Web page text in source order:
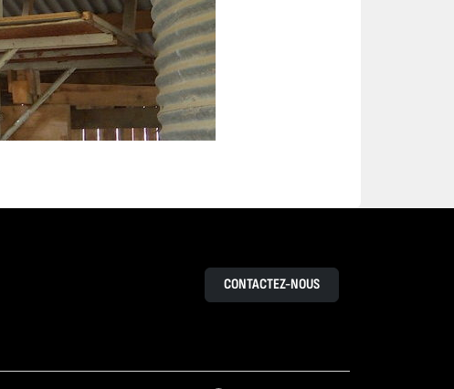
CONTACTEZ-NOUS